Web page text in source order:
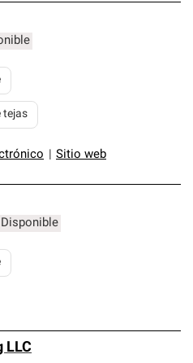
Sitio web
tejas
LLC